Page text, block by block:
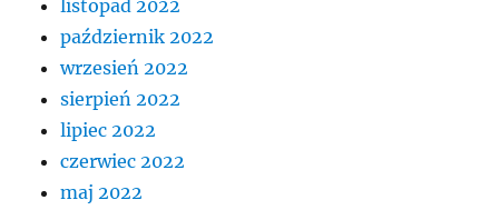
listopad 2022
październik 2022
wrzesień 2022
sierpień 2022
lipiec 2022
czerwiec 2022
maj 2022